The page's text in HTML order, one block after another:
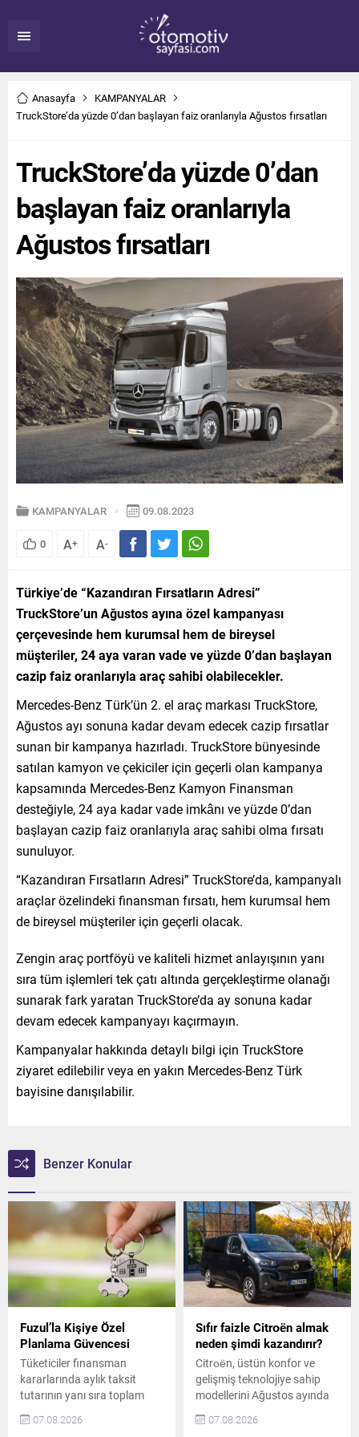
Anasayfa
KAMPANYALAR
TruckStore’da yüzde 0’dan başlayan faiz oranlarıyla Ağustos fırsatları
TruckStore’da yüzde 0’dan
başlayan faiz oranlarıyla
Ağustos fırsatları
KAMPANYALAR 09.08.2023
0 A+ A-
Türkiye’de “Kazandıran Fırsatların Adresi”
TruckStore’un Ağustos ayına özel kampanyası
çerçevesinde hem kurumsal hem de bireysel
müşteriler, 24 aya varan vade ve yüzde 0’dan başlayan
cazip faiz oranlarıyla araç sahibi olabilecekler.
Mercedes-Benz Türk’ün 2. el araç markası TruckStore,
Ağustos ayı sonuna kadar devam edecek cazip fırsatlar
sunan bir kampanya hazırladı. TruckStore bünyesinde
satılan kamyon ve çekiciler için geçerli olan kampanya
kapsamında Mercedes-Benz Kamyon Finansman
desteğiyle, 24 aya kadar vade imkânı ve yüzde 0’dan
başlayan cazip faiz oranlarıyla araç sahibi olma fırsatı
sunuluyor.
“Kazandıran Fırsatların Adresi” TruckStore’da, kampanyalı
araçlar özelindeki finansman fırsatı, hem kurumsal hem
de bireysel müşteriler için geçerli olacak.
Zengin araç portföyü ve kaliteli hizmet anlayışının yanı
sıra tüm işlemleri tek çatı altında gerçekleştirme olanağı
sunarak fark yaratan TruckStore’da ay sonuna kadar
devam edecek kampanyayı kaçırmayın.
Kampanyalar hakkında detaylı bilgi için TruckStore
ziyaret edilebilir veya en yakın Mercedes-Benz Türk
bayisine danışılabilir.
Benzer Konular
Fuzul’la Kişiye Özel
Planlama Güvencesi
Tüketiciler finansman
kararlarında aylık taksit
tutarının yanı sıra toplam
ödeme esnekliğini de dikkate
07.08.2026
Sıfır faizle Citroën almak
neden şimdi kazandırır?
Citroën, üstün konfor ve
gelişmiş teknolojiye sahip
modellerini Ağustos ayında
teklifleriyle sunuyor.
07.08.2026